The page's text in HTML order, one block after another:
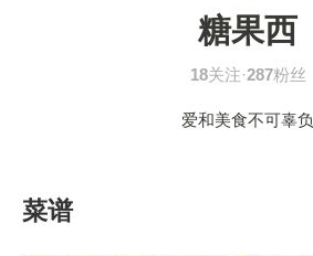
糖果西
18关注·287粉丝
爱和美食不可辜负
菜谱